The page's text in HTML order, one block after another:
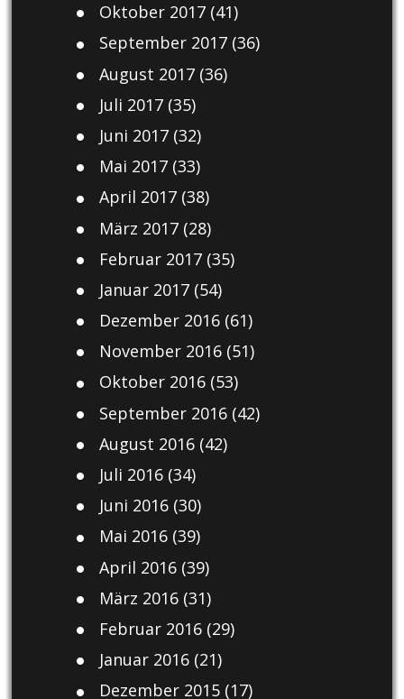
Oktober 2017(41)
September 2017(36)
August 2017(36)
Juli 2017(35)
Juni 2017(32)
Mai 2017(33)
April 2017(38)
März 2017(28)
Februar 2017(35)
Januar 2017(54)
Dezember 2016(61)
November 2016(51)
Oktober 2016(53)
September 2016(42)
August 2016(42)
Juli 2016(34)
Juni 2016(30)
Mai 2016(39)
April 2016(39)
März 2016(31)
Februar 2016(29)
Januar 2016(21)
Dezember 2015(17)